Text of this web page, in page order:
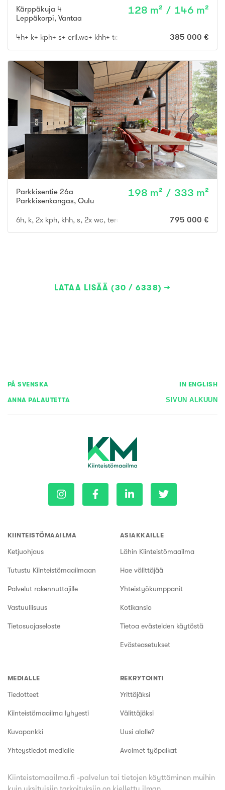
Kärppäkuja 4
Leppäkorpi, Vantaa
128 m² / 146 m²
4h+ k+ kph+ s+ eril.wc+ khh+ takkah.+ ask.h./th+ vh+ autokatos
385 000 €
Parkkisentie 26a
Parkkisenkangas, Oulu
198 m² / 333 m²
6h, k, 2x kph, khh, s, 2x wc, terassi + uima-allas795 000 €
LATAA LISÄÄ (30 / 6338)
PÅ SVENSKA IN ENGLISH
ANNA PALAUTETTA SIVUN ALKUUN
KIINTEISTÖMAAILMA
Ketjuohjaus
Tutustu Kiinteistömaailmaan
Palvelut rakennuttajille
Vastuullisuus
Tietosuojaseloste
ASIAKKAILLE
Lähin Kiinteistömaailma
Hae välittäjää
Yhteistyökumppanit
Kotikansio
Tietoa evästeiden käytöstä
Evästeasetukset
MEDIALLE
Tiedotteet
Kiinteistömaailma lyhyesti
Kuvapankki
Yhteystiedot medialle
REKRYTOINTI
Yrittäjäksi
Välittäjäksi
Uusi alalle?
Avoimet työpaikat
Kiinteistomaailma.fi -palvelun tai tietojen käyttäminen muihin